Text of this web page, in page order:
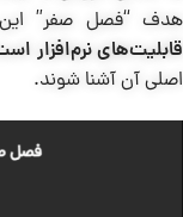
هدف “فصل صفر”
قابلیت‌های نرم‌افزار
اصلی آن آشنا شوند.